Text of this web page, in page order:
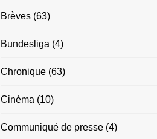
Brèves (63)
Bundesliga (4)
Chronique (63)
Cinéma (10)
Communiqué de presse (4)